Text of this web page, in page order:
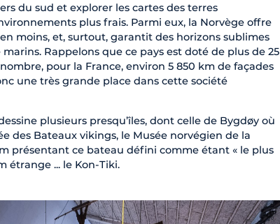
du sud et explorer les cartes des terres
plus frais. Parmi eux, la Norvège offre
moins, et, surtout, garantit des horizons sublimes
Rappelons que ce pays est doté de plus de 25
pour la France, environ 5 850 km de façades
une très grande place dans cette société
plusieurs presqu’îles, dont celle de Bygdøy où
des Bateaux vikings, le Musée norvégien de la
présentant ce bateau défini comme étant « le plus
étrange ... le Kon-Tiki.